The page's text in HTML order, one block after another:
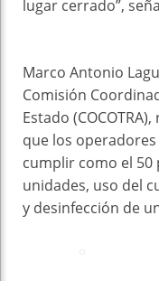
lugar cerrado”,
Marco Antonio
Comisión
Estado
que los
cumplir como el 50
unidades, uso del
y desinfección de